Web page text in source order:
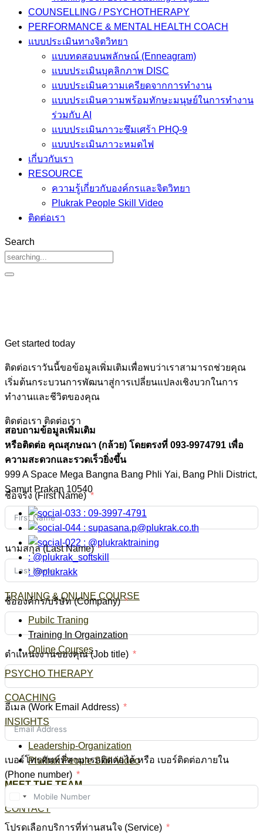
COUNSELLING / PSYCHOTHERAPY
PERFORMANCE & MENTAL HEALTH COACH
แบบประเมินทางจิตวิทยา
แบบทดสอบนพลักษณ์ (Enneagram)
แบบประเมินบุคลิกภาพ DISC
แบบประเมินความเครียดจากการทำงาน
แบบประเมินความพร้อมทักษะมนุษย์ในการทำงาน
ร่วมกับ AI
แบบประเมินภาวะซึมเศร้า PHQ-9
แบบประเมินภาวะหมดไฟ
เกี่บวกับเรา
RESOURCE
ความรู้เกี่ยวกับองค์กรและจิตวิทยา
Plukrak People Skill Video
ติดต่อเรา
Search
Get started today
ติดต่อเราวันนี้ขอข้อมูลเพิ่มเติมเพื่อพบว่าเราสามารถช่วยคุณ
เริ่มต้นกระบวนการพัฒนาสู่การเปลี่ยนแปลงเชิงบวกในการ
ทำงานและชีวิตของคุณ
สอบถามข้อมูลเพิ่มเติม
หรือติดต่อ คุณสุภษณา (กล้วย) โดยตรงที่ 093-9974791 เพื่อ
ความสะดวกและรวดเร็วยิ่งขึ้น
ชื่อจริง (First Name)
นามสกุล (Last Name)
ชื่อองค์กร/บริษัท (Company)
ตำแหน่งงานของคุณ (Job title)
อีเมล (Work Email Address)
เบอร์โทรศัพท์ที่สามารถติดต่อได้ หรือ เบอร์ติดต่อภายใน
(Phone number)
Thailand
+66
โปรดเลือกบริการที่ท่านสนใจ (Service)
ติดต่อเรา ติดต่อเรา
999 A Space Mega Bangna Bang Phli Yai, Bang Phli District,
Samut Prakan 10540
: 09-3997-4791
:supasana.p@plukrak.co.th
: @plukraktraining
: @plukrak_softskill
: @plukrakk
TRAINING & ONLINE COURSE
Pubilc Traning
Training In Orgainzation
Online Courses
PSYCHO THERAPY
COACHING
INSIGHTS
Leadership-Organization
Plukrak People Skill Video
MEET THE TEAM
CONTACT